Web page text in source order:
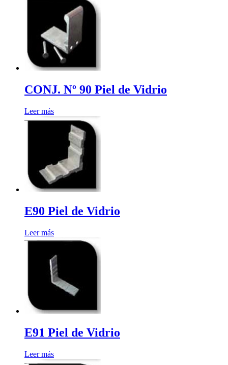
CONJ. Nº 90 Piel de Vidrio
Leer más
E90 Piel de Vidrio
Leer más
E91 Piel de Vidrio
Leer más